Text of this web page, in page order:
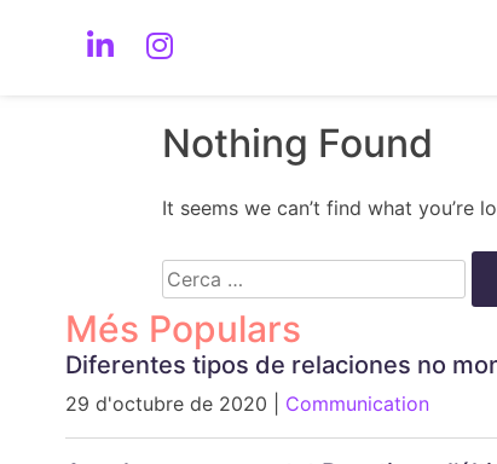
Nothing Found
It seems we can’t find what you’re
Cerca:
Més Populars
Diferentes tipos de relaciones no
29 d'octubre de 2020 | Communication